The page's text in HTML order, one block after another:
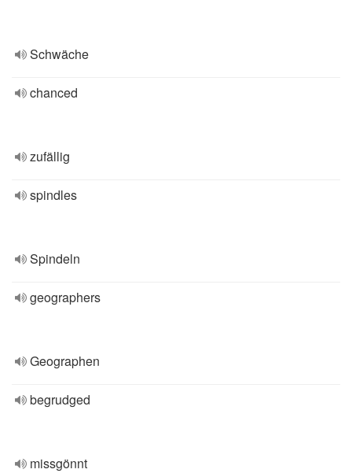
Schwäche
chanced
zufällig
spindles
Spindeln
geographers
Geographen
begrudged
missgönnt